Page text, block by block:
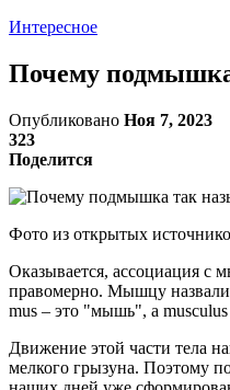
Интересное
Почему
Опубликовано Ноя 7, 2023
323
Поделится
Фото из открытых
Оказывается, ассоциация с
правомерно. Мышцу
mus – это "мышь", а
Движение этой части тела
мелкого грызуна. Поэтому